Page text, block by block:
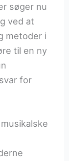
søger nu
ved at
metoder i
til en ny
for